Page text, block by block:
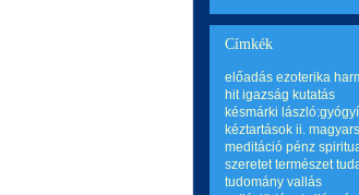
Címkék
előadás ezoterika
hit igazság kutatás
késmárki
kéztartások ii.
meditáció pénz
szeretet természet
tudomány vallás